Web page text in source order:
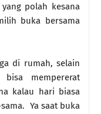
polah kesana
buka bersama
di rumah, selain
mempererat
kalau hari biasa
Ya saat buka